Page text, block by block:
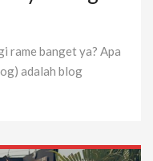
rame banget ya? Apa
adalah blog